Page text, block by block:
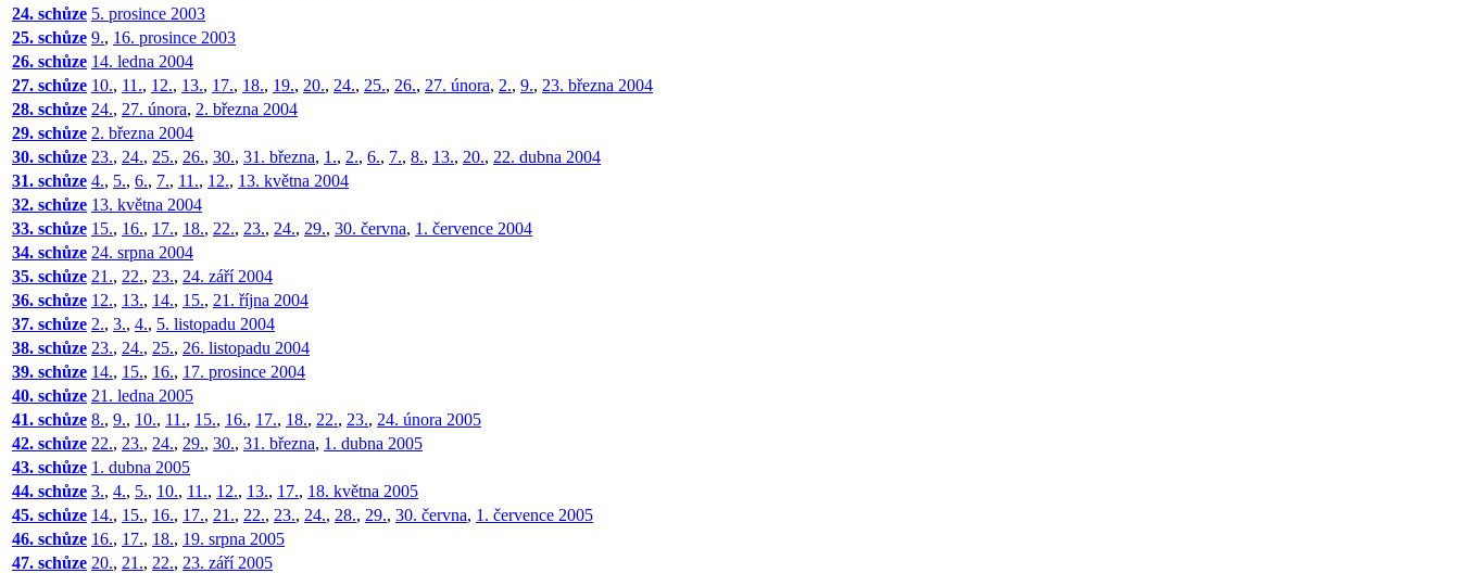
24. schůze 5. prosince 2003
25. schůze 9., 16. prosince 2003
26. schůze 14. ledna 2004
27. schůze 10., 11., 12., 13., 17., 18., 19., 20., 24., 25., 26., 27. února, 2., 9., 23. března 2004
28. schůze 24., 27. února, 2. března 2004
29. schůze 2. března 2004
30. schůze 23., 24., 25., 26., 30., 31. března, 1., 2., 6., 7., 8., 13., 20., 22. dubna 2004
31. schůze 4., 5., 6., 7., 11., 12., 13. května 2004
32. schůze 13. května 2004
33. schůze 15., 16., 17., 18., 22., 23., 24., 29., 30. června, 1. července 2004
34. schůze 24. srpna 2004
35. schůze 21., 22., 23., 24. září 2004
36. schůze 12., 13., 14., 15., 21. října 2004
37. schůze 2., 3., 4., 5. listopadu 2004
38. schůze 23., 24., 25., 26. listopadu 2004
39. schůze 14., 15., 16., 17. prosince 2004
40. schůze 21. ledna 2005
41. schůze 8., 9., 10., 11., 15., 16., 17., 18., 22., 23., 24. února 2005
42. schůze 22., 23., 24., 29., 30., 31. března, 1. dubna 2005
43. schůze 1. dubna 2005
44. schůze 3., 4., 5., 10., 11., 12., 13., 17., 18. května 2005
45. schůze 14., 15., 16., 17., 21., 22., 23., 24., 28., 29., 30. června, 1. července 2005
46. schůze 16., 17., 18., 19. srpna 2005
47. schůze 20., 21., 22., 23. září 2005